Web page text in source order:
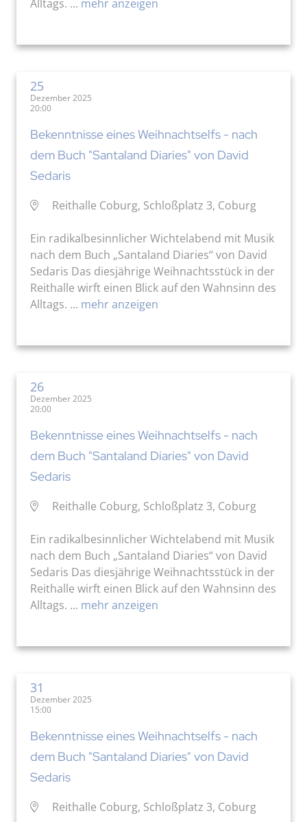
Alltags. ... mehr anzeigen
25
Dezember 2025
20:00
Bekenntnisse eines Weihnachtselfs - nach
dem Buch "Santaland Diaries" von David
Sedaris
Reithalle Coburg, Schloßplatz 3, Coburg
Ein radikalbesinnlicher Wichtelabend mit Musik
nach dem Buch „Santaland Diaries“ von David
Sedaris Das diesjährige Weihnachtsstück in der
Reithalle wirft einen Blick auf den Wahnsinn des
Alltags. ... mehr anzeigen
26
Dezember 2025
20:00
Bekenntnisse eines Weihnachtselfs - nach
dem Buch "Santaland Diaries" von David
Sedaris
Reithalle Coburg, Schloßplatz 3, Coburg
Ein radikalbesinnlicher Wichtelabend mit Musik
nach dem Buch „Santaland Diaries“ von David
Sedaris Das diesjährige Weihnachtsstück in der
Reithalle wirft einen Blick auf den Wahnsinn des
Alltags. ... mehr anzeigen
31
Dezember 2025
15:00
Bekenntnisse eines Weihnachtselfs - nach
dem Buch "Santaland Diaries" von David
Sedaris
Reithalle Coburg, Schloßplatz 3, Coburg